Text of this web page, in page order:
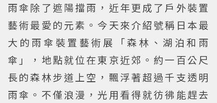
雨傘除了遮陽擋雨，近年更成了戶外裝置
藝術最愛的元素。今天來介紹號稱日本最
大的雨傘裝置藝術展「森林、湖泊和雨
傘」，地點就位在東京近郊。約一百公尺
長的森林步道上空，飄浮著超過千支透明
雨傘。不僅浪漫，光用看得就彷彿能趕去